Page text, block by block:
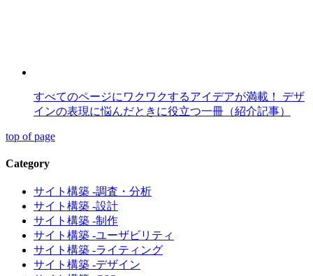
すべてのページにワクワクするアイデアが満載！ デザ
インの表現に悩んだときに役立つ一冊（紹介記事）
top of page
Category
サイト構築 -調査・分析
サイト構築 -設計
サイト構築 -制作
サイト構築 -ユーザビリティ
サイト構築 -ライティング
サイト構築 -デザイン